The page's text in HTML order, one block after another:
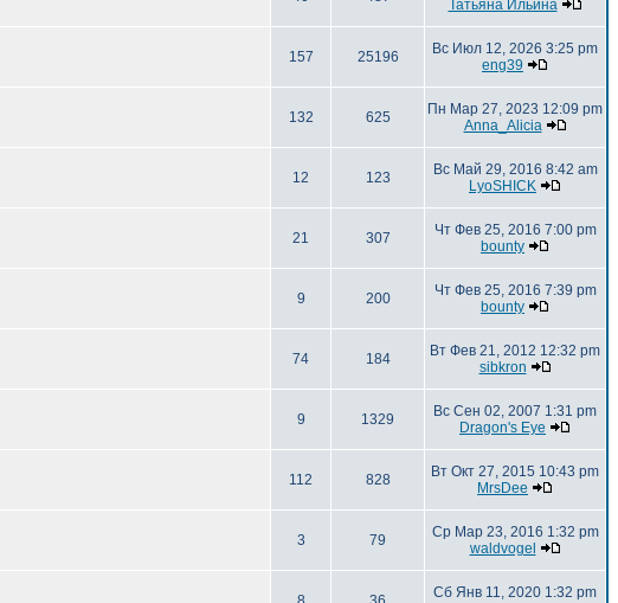
Татьяна Ильина
157 25196
Вс Июл 12, 2026 3:25 pm
eng39
132 625
Пн Мар 27, 2023 12:09 pm
Anna_Alicia
12 123
Вс Май 29, 2016 8:42 am
LyoSHICK
21 307
Чт Фев 25, 2016 7:00 pm
bounty
9 200
Чт Фев 25, 2016 7:39 pm
bounty
74 184
Вт Фев 21, 2012 12:32 pm
sibkron
9 1329
Вс Сен 02, 2007 1:31 pm
Dragon's Eye
112 828
Вт Окт 27, 2015 10:43 pm
MrsDee
3 79
Ср Мар 23, 2016 1:32 pm
waldvogel
Сб Янв 11, 2020 1:32 pm